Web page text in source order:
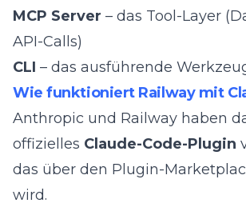
MCP Server – das Tool-Layer
API-Calls)
CLI – das ausführende
Wie funktioniert Railway mit
Anthropic und Railway haben
offizielles Claude-Code-Plugin
das über den Plugin-
wird.